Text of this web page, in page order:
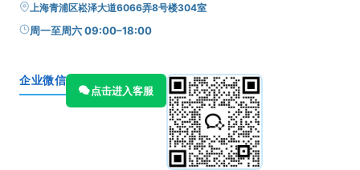
上海青浦区崧泽大道6066弄8号楼304室
周一至周六 09:00–18:00
企业微信
点击进入客服